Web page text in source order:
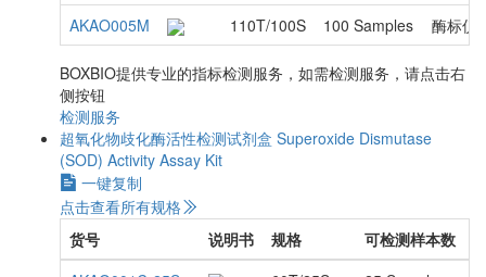
AKAO005M
110T/100S 100 Samples 酶标仪
BOXBIO提供专业的指标检测服务，如需检测服务，请点击右
侧按钮
检测服务
超氧化物歧化酶活性检测试剂盒 Superoxide Dismutase
(SOD) Activity Assay Kit
一键复制
点击查看所有规格
货号
说明书 规格 可检测样本数